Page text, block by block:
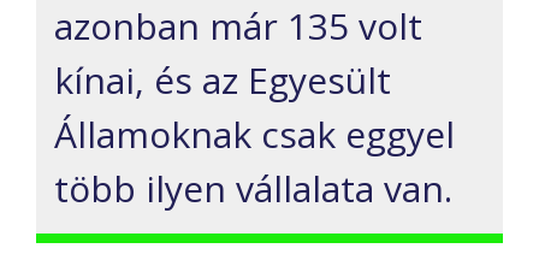
azonban már 135 volt
kínai, és az Egyesült
Államoknak csak eggyel
több ilyen vállalata van.